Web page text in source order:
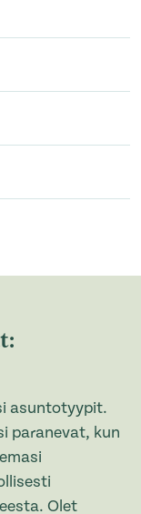
asuntotyypit.
paranevat, kun
Olet